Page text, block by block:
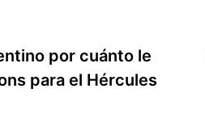
por cuánto le
para el Hércules